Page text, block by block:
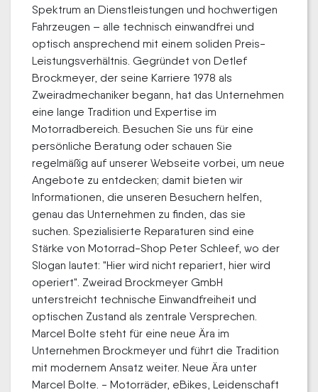
Spektrum an Dienstleistungen und hochwertigen
Fahrzeugen – alle technisch einwandfrei und
optisch ansprechend mit einem soliden Preis-
Leistungsverhältnis. Gegründet von Detlef
Brockmeyer, der seine Karriere 1978 als
Zweiradmechaniker begann, hat das Unternehmen
eine lange Tradition und Expertise im
Motorradbereich. Besuchen Sie uns für eine
persönliche Beratung oder schauen Sie
regelmäßig auf unserer Webseite vorbei, um neue
Angebote zu entdecken; damit bieten wir
Informationen, die unseren Besuchern helfen,
genau das Unternehmen zu finden, das sie
suchen. Spezialisierte Reparaturen sind eine
Stärke von Motorrad-Shop Peter Schleef, wo der
Slogan lautet: "Hier wird nicht repariert, hier wird
operiert". Zweirad Brockmeyer GmbH
unterstreicht technische Einwandfreiheit und
optischen Zustand als zentrale Versprechen.
Marcel Bolte steht für eine neue Ära im
Unternehmen Brockmeyer und führt die Tradition
mit modernem Ansatz weiter. Neue Ära unter
Marcel Bolte. - Motorräder, eBikes, Leidenschaft